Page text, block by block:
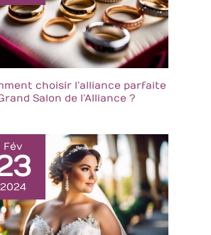
choisir l’alliance parfaite
Salon de l’Alliance ?
Fév
2024